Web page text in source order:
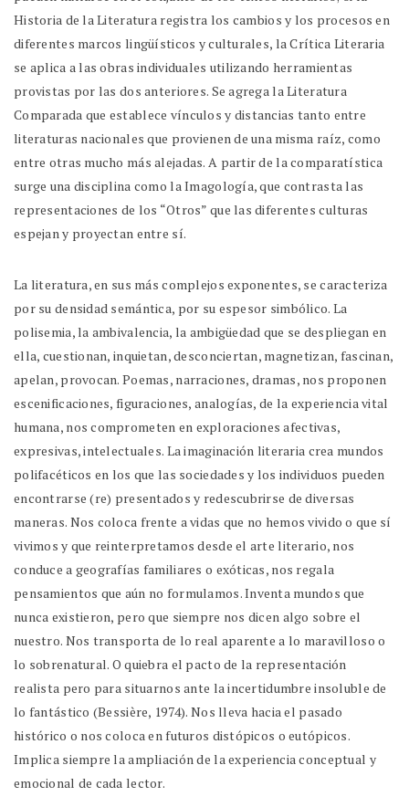
Historia de la Literatura registra los cambios y los procesos en
diferentes marcos lingüísticos y culturales, la Crítica Literaria
se aplica a las obras individuales utilizando herramientas
provistas por las dos anteriores. Se agrega la Literatura
Comparada que establece vínculos y distancias tanto entre
literaturas nacionales que provienen de una misma raíz, como
entre otras mucho más alejadas. A partir de la comparatística
surge una disciplina como la Imagología, que contrasta las
representaciones de los “Otros” que las diferentes culturas
espejan y proyectan entre sí.
La literatura, en sus más complejos exponentes, se caracteriza
por su densidad semántica, por su espesor simbólico. La
polisemia, la ambivalencia, la ambigüedad que se despliegan en
ella, cuestionan, inquietan, desconciertan, magnetizan, fascinan,
apelan, provocan. Poemas, narraciones, dramas, nos proponen
escenificaciones, figuraciones, analogías, de la experiencia vital
humana, nos comprometen en exploraciones afectivas,
expresivas, intelectuales. La imaginación literaria crea mundos
polifacéticos en los que las sociedades y los individuos pueden
encontrarse (re) presentados y redescubrirse de diversas
maneras. Nos coloca frente a vidas que no hemos vivido o que sí
vivimos y que reinterpretamos desde el arte literario, nos
conduce a geografías familiares o exóticas, nos regala
pensamientos que aún no formulamos. Inventa mundos que
nunca existieron, pero que siempre nos dicen algo sobre el
nuestro. Nos transporta de lo real aparente a lo maravilloso o
lo sobrenatural. O quiebra el pacto de la representación
realista pero para situarnos ante la incertidumbre insoluble de
lo fantástico (Bessière, 1974). Nos lleva hacia el pasado
histórico o nos coloca en futuros distópicos o eutópicos.
Implica siempre la ampliación de la experiencia conceptual y
emocional de cada lector.